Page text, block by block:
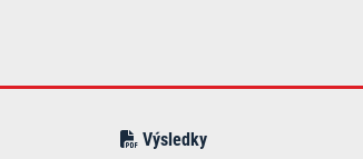
Výsledky